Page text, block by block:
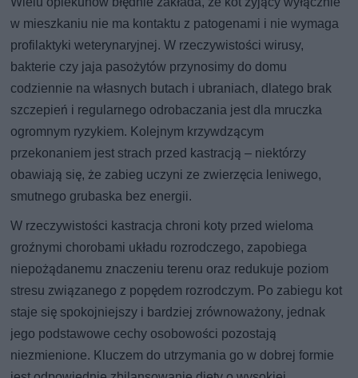
w mieszkaniu nie ma kontaktu z patogenami i nie wymaga
profilaktyki weterynaryjnej. W rzeczywistości wirusy,
bakterie czy jaja pasożytów przynosimy do domu
codziennie na własnych butach i ubraniach, dlatego brak
szczepień i regularnego odrobaczania jest dla mruczka
ogromnym ryzykiem. Kolejnym krzywdzącym
przekonaniem jest strach przed kastracją – niektórzy
obawiają się, że zabieg uczyni ze zwierzęcia leniwego,
smutnego grubaska bez energii.
W rzeczywistości kastracja chroni koty przed wieloma
groźnymi chorobami układu rozrodczego, zapobiega
niepożądanemu znaczeniu terenu oraz redukuje poziom
stresu związanego z popędem rozrodczym. Po zabiegu kot
staje się spokojniejszy i bardziej zrównoważony, jednak
jego podstawowe cechy osobowości pozostają
niezmienione. Kluczem do utrzymania go w dobrej formie